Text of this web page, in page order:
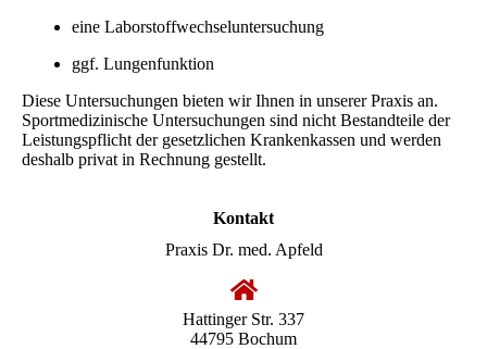
eine Laborstoffwechseluntersuchung
ggf. Lungenfunktion
Diese Untersuchungen bieten wir Ihnen in unserer Praxis an.
Sportmedizinische Untersuchungen sind nicht Bestandteile der
Leistungspflicht der gesetzlichen Krankenkassen und werden
deshalb privat in Rechnung gestellt.
Kontakt
Praxis Dr. med. Apfeld
Hattinger Str. 337
44795 Bochum